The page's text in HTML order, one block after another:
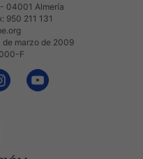
04001 Almería
950 211 131
de marzo de 2009
F